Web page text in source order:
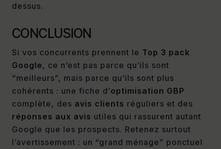
dessus.
CONCLUSION
Si vos concurrents prennent le Top 3 pack
Google, ce n’est pas parce qu’ils sont
“meilleurs”, mais parce qu’ils sont plus
cohérents : une fiche d’optimisation GBP
complète, des avis clients réguliers et des
réponses aux avis utiles qui rassurent autant
Google que les prospects. Retenez surtout
l’avertissement : un “grand ménage” ponctuel